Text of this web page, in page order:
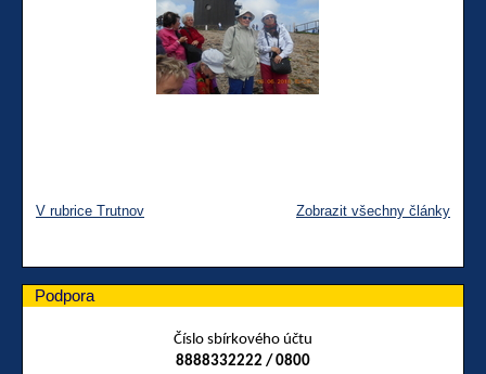
V rubrice Trutnov Zobrazit všechny články
Podpora
Číslo sbírkového účtu
8888332222 / 0800